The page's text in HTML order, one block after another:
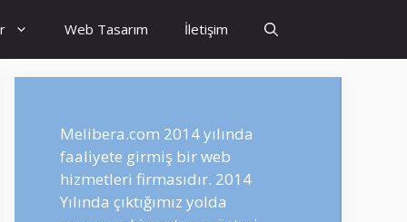
Web Tasarım İletişim
Melibera.com 2014 yılında
faaliyete girmiş bir web
hizmetleri firmasıdır. 2014
Yılında çıktığımız yolda